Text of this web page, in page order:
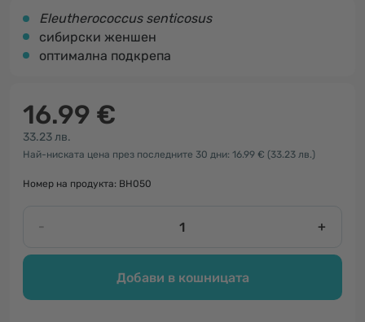
Eleutherococcus senticosus
сибирски женшен
оптимална подкрепа
16.99 €
33.23 лв.
Най-ниската цена през последните 30 дни: 16.99 € (33.23 лв.)
Номер на продукта: BH050
- +
Добави в кошницата